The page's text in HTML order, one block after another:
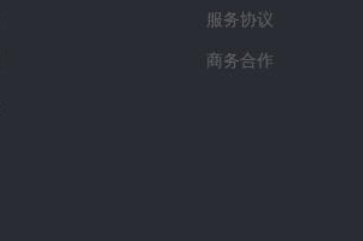
服务协议
商务合作